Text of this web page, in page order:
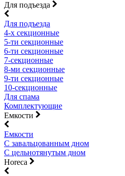
Для подъезда
Для подъезда
4-х секционные
5-ти секционные
6-ти секционные
7-секционные
8-ми секционные
9-ти секционные
10-секционные
Для спама
Комплектующие
Емкости
Емкости
С завальцованным дном
С цельнотянутым дном
Horeca